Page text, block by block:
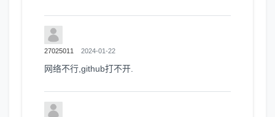
27025011 2024-01-22
网络不行,github打不开.